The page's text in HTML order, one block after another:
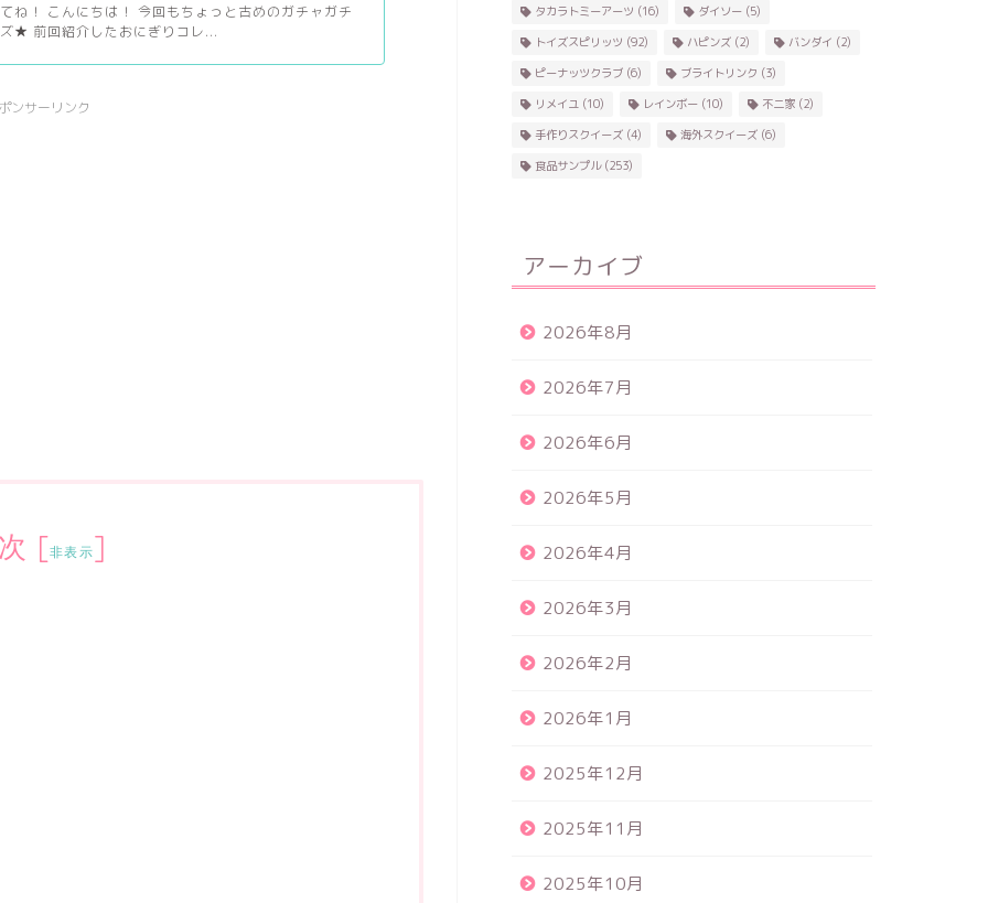
ね！ こんにちは！ 今回もちょっと古めのガチャガチ
★ 前回紹介したおにぎりコレ...
ンサーリンク
[非表示]
タカラトミーアーツ (16) ダイソー(5)
トイズスピリッツ (92) ハピンズ(2) バンダイ (2)
ピーナッツクラブ(6) ブライトリンク (3)
リメイユ(10) レインボー(10) 不二家(2)
手作りスクイーズ(4) 海外スクイーズ(6)
食品サンプル(253)
アーカイブ
2026年8月
2026年7月
2026年6月
2026年5月
2026年4月
2026年3月
2026年2月
2026年1月
2025年12月
2025年11月
2025年10月